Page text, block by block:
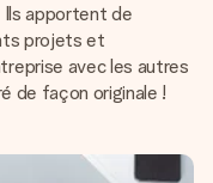
apportent de
projets et
avec les autres
de façon originale !